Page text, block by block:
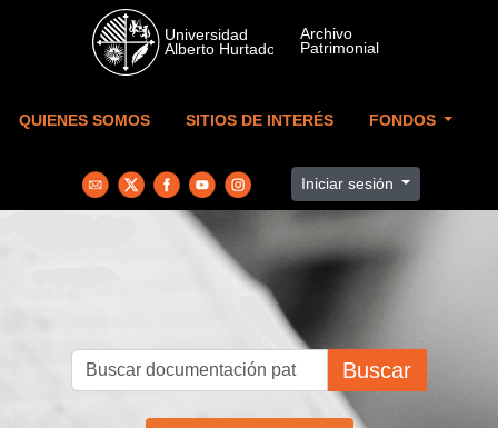
Skip to main content
QUIENES SOMOS SITIOS DE INTERÉS FONDOS
Iniciar sesión
Buscar